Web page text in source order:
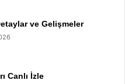
ve Gelişmeler
Canlı İzle